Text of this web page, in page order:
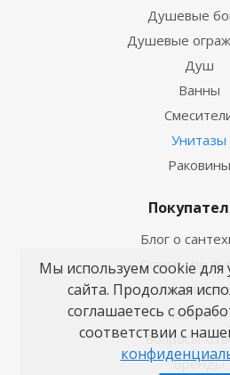
Душевые
Душевые
Душ
Ванны
Унитазы
Раковины
Блог о
Советы по
Как
Новости
Вопросы-
Бренды
Мы используем cookie для
сайта. Продолжая
соглашаетесь с
соответствии с